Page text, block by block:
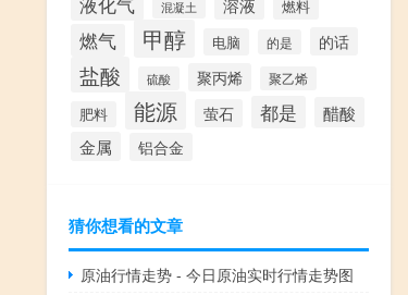
混凝土 燃料
燃气 甲醇 电脑 的是 的话
盐酸 硫酸 聚丙烯 聚乙烯
肥料 能源 萤石 都是 醋酸
金属 铝合金
猜你想看的文章
原油行情走势 - 今日原油实时行情走势图